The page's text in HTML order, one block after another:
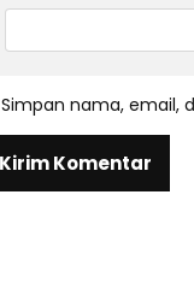
Simpan nama, email,